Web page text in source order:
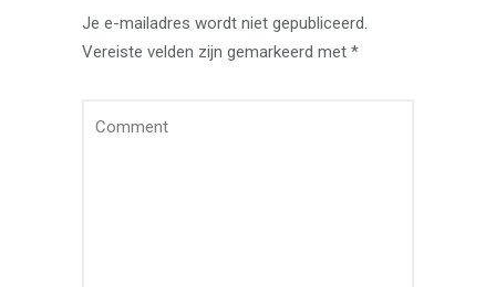
Je e-mailadres wordt niet gepubliceerd.
Vereiste velden zijn gemarkeerd met *